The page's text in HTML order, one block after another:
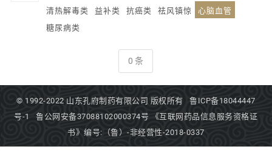
清热解毒类
益补类 抗癌类 祛风镇惊
心脑血管
糖尿病类
0 条
© 1992-2022 山东孔府制药有限公司 版权所有鲁ICP备18044447
号-1
鲁公网安备37088102000374号
《互联网药品信息服务资格证
书》编号:（鲁）-非经营性-2018-0337